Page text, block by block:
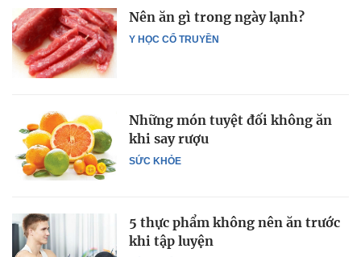
Y HỌC CỔ TRUYỀN
Nên ăn gì trong ngày lạnh?
SỨC KHỎE
Những món tuyệt đối không ăn
khi say rượu
5 thực phẩm không nên ăn trước
khi tập luyện